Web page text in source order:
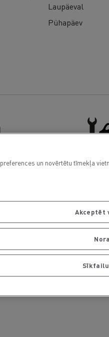
Laupäeval
Pühapäev
un novērtētu tīmekļa
Akceptēt